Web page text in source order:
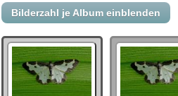
Bilderzahl je Album einblenden